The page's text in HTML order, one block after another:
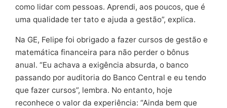
como lidar com pessoas. Aprendi, aos poucos, que é
uma qualidade ter tato e ajuda a gestão”, explica.
Na GE, Felipe foi obrigado a fazer cursos de gestão e
matemática financeira para não perder o bônus
anual. “Eu achava a exigência absurda, o banco
passando por auditoria do Banco Central e eu tendo
que fazer cursos”, lembra. No entanto, hoje
reconhece o valor da experiência: “Ainda bem que